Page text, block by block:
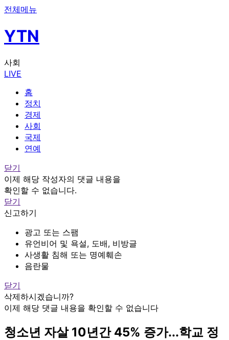
전체메뉴
YTN
사회
LIVE
홈
정치
경제
사회
국제
연예
닫기
이제 해당 작성자의 댓글 내용을
확인할 수 없습니다.
닫기
신고하기
광고 또는 스팸
유언비어 및 욕설, 도배, 비방글
사생활 침해 또는 명예훼손
음란물
닫기
삭제하시겠습니까?
이제 해당 댓글 내용을 확인할 수 없습니다
청소년 자살 10년간 45% 증가...학교 정